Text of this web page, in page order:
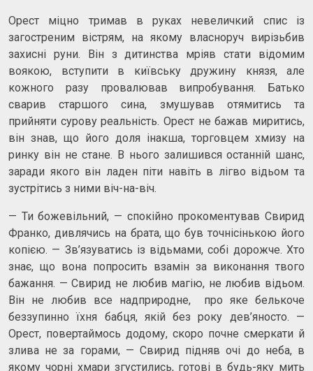
Орест міцно тримав в руках невеличкий спис із
загостреним вістрям, на якому власноруч вирізьбив
захисні руни. Він з дитинства мріяв стати відомим
воякою, вступити в київську дружину князя, але
кожного разу провалював випробування. Батько
сварив старшого сина, змушував отямитись та
прийняти сурову реальність. Орест не бажав миритись,
він знав, що його доля інакша, торговцем хмизу на
ринку він не стане. В нього залишився останній шанс,
заради якого він ладен піти навіть в лігво відьом та
зустрітись з ними віч-на-віч.
— Ти божевільний, — спокійно прокоментував Свирид
Франко, дивлячись на брата, що був точнісінькою його
копією. — Зв’язуватись із відьмами, собі дорожче. Хто
знає, що вона попросить взамін за виконання твого
бажання. — Свирид не любив магію, не любив відьом.
Він не любив все надприродне, про яке белькоче
беззупинно їхня бабця, якій без року дев’яносто. —
Орест, повертаймось додому, скоро почне смеркати й
злива не за горами, — Свирид підняв очі до неба, в
якому чорні хмари згустились, готові в будь-яку мить